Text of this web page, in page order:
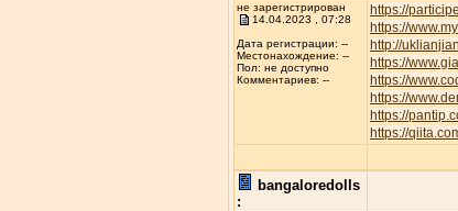
не зарегистрирован
14.04.2023 , 07:28
Дата регистрации: --
Местонахождение: --
Пол: не доступно
Комментариев: --
https://
https://
http://
https://
https://
https://
https://
https://
bangaloredolls
: